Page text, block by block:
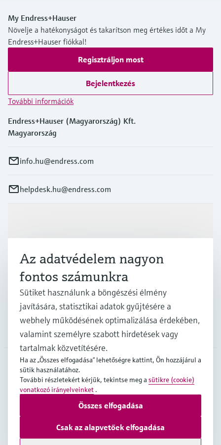
My Endress+Hauser
Növelje a hatékonyságot és takarítson meg értékes időt a My
Endress+Hauser fiókkal!
Regisztráljon most
Bejelentkezés
További információk
Endress+Hauser (Magyarország) Kft.
Magyarország
info.hu@endress.com
helpdesk.hu@endress.com
Iparágak
Támogatás
HUN•Magyar
Copyright © Endress+Hauser Group Services AG
Terms of useData Protection
Általános Szerződési Feltételek
Az adatvédelem nagyon
fontos számunkra
Sütiket használunk a böngészési élmény
javítására, statisztikai adatok gyűjtésére a
webhely működésének optimalizálása érdekében,
valamint személyre szabott hirdetések vagy
tartalmak közvetítésére.
Ha az „Összes elfogadása” lehetőségre kattint, Ön hozzájárul a
sütik használatához.
További részletekért kérjük, tekintse meg a sütikre (cookie)
vonatkozó irányelveinket .
Csak az alapvetőek elfogadása
Összes elfogadása